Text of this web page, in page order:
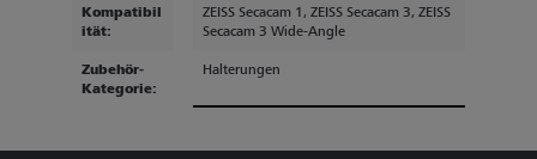
Kompatibil
ität:
ZEISS Secacam 1, ZEISS Secacam 3, ZEISS
Secacam 3 Wide-Angle
Zubehör-
Kategorie:
Halterungen